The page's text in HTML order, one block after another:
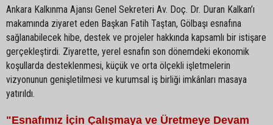
Ankara Kalkınma Ajansı Genel Sekreteri Av. Doç. Dr. Duran Kalkan’ı
makamında ziyaret eden Başkan Fatih Taştan, Gölbaşı esnafına
sağlanabilecek hibe, destek ve projeler hakkında kapsamlı bir istişare
gerçekleştirdi. Ziyarette, yerel esnafın son dönemdeki ekonomik
koşullarda desteklenmesi, küçük ve orta ölçekli işletmelerin
vizyonunun genişletilmesi ve kurumsal iş birliği imkânları masaya
yatırıldı.
"Esnafımız İçin Çalışmaya ve Üretmeye Devam